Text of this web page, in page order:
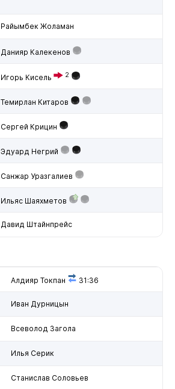
Райымбек Жоламан
Данияр Калекенов
Игорь Кисель 2
Темирлан Китаров
Сергей Крицин
Эдуард Негрий
Санжар Уразгалиев
Ильяс Шаяхметов
Давид Штайнпрейс
Алдияр Токпан 31:36
Иван Дурницын
Всеволод Загола
Илья Серик
Станислав Соловьев